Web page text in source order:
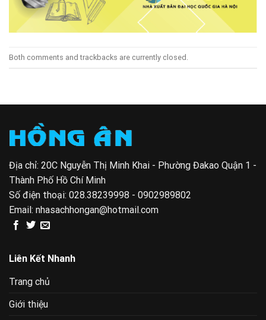
Both comments and trackbacks are currently closed.
Địa chỉ: 20C Nguyễn Thị Minh Khai - Phường Đakao Quận 1 -
Thành Phố Hồ Chí Minh
Số điện thoại: 028.38239998 - 0902989802
Email: nhasachhongan@hotmail.com
Liên Kết Nhanh
Trang chủ
Giới thiệu